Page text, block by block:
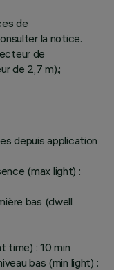
de
la notice.
de
de 2,7 m).;
depuis application
(max light) :
bas (dwell
time) : 10 min
bas (min light) :